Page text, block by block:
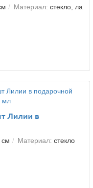
Материал: стекло, ла
Лилии в
см Материал: стекло